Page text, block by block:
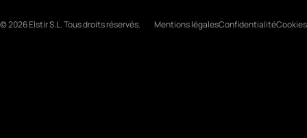
© 2026 Elstir S.L. Tous droits réservés. Mentions légalesConfidentialitéCookies